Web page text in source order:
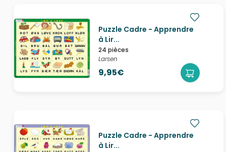
Puzzle Cadre - Apprendre
à Lir...
24 pièces
Larsen
9,95€
Puzzle Cadre - Apprendre
à Lir...